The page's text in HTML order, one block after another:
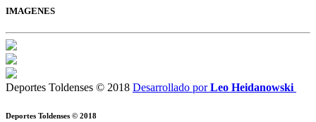
IMAGENES
Deportes Toldenses © 2018 Desarrollado porLeo Heidanowski
Deportes Toldenses © 2018